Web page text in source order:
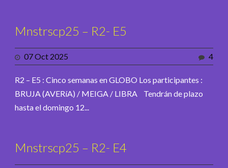
Mnstrscp25 – R2- E5
07 Oct 2025 4
R2 – E5 : Cinco semanas en GLOBO Los participantes :
BRUJA (AVERíA) / MEIGA / LIBRA Tendrán de plazo
hasta el domingo 12...
Mnstrscp25 – R2- E4